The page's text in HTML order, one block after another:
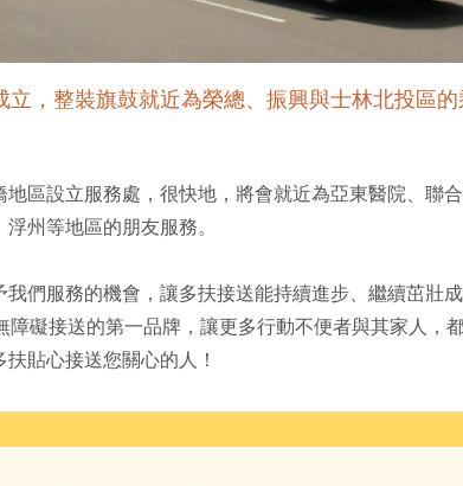
，整裝旗鼓就近為榮總、振興與士林北投區
區設立服務處，很快地，將會就近為亞東醫院、聯
州等地區的朋友服務。
們服務的機會，讓多扶接送能持續進步、繼續茁壯
障礙接送的第一品牌，讓更多行動不便者與其家人，
貼心接送您關心的人！